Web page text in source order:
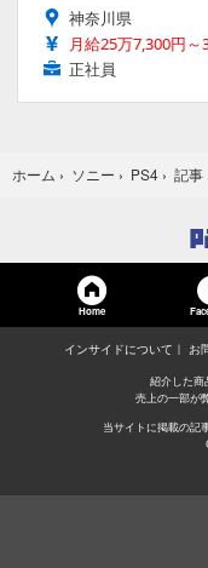
神奈川県
月給25万7,300円～
正社員
ホーム › ソニー › PS4 › 記事
Home
インサイドについて お
紹介した商
売上の一部が
当サイトに掲載の記